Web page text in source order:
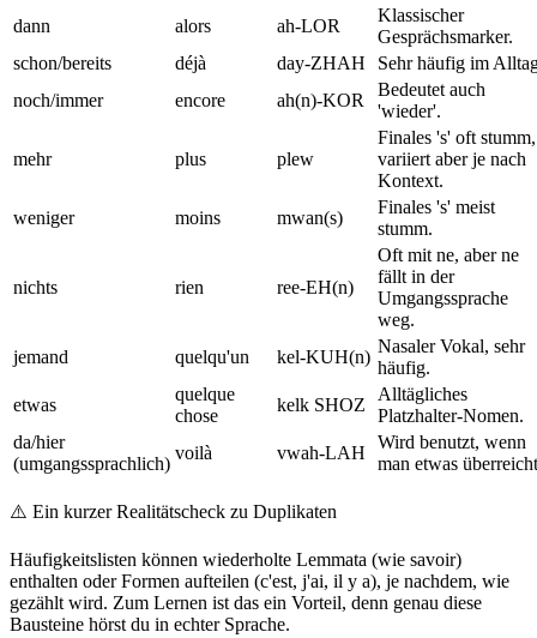
dann
alors ah-LOR
Klassischer
Gesprächsmarker.
schon/bereits
déjà day-ZHAH
Sehr häufig im
noch/immer
encore ah(n)-KOR
Bedeutet auch
'wieder'.
mehr plus plew
Finales 's' oft stumm,
variiert aber je nach
Kontext.
weniger
moins mwan(s)
Finales 's' meist
stumm.
nichts rien ree-EH(n)
Oft mit ne, aber ne
fällt in der
Umgangssprache
weg.
jemand
quelqu'un kel-KUH(n)
Nasaler Vokal, sehr
häufig.
etwas
quelque
chose
kelk SHOZ
Alltägliches
Platzhalter-Nomen.
da/hier
(umgangssprachlich)
voilà vwah-LAH
Wird benutzt, wenn
man etwas
⚠️ Ein kurzer Realitätscheck zu Duplikaten
Häufigkeitslisten können wiederholte Lemmata (wie savoir)
enthalten oder Formen aufteilen (c'est, j'ai, il y a), je nachdem, wie
gezählt wird. Zum Lernen ist das ein Vorteil, denn genau diese
Bausteine hörst du in echter Sprache.